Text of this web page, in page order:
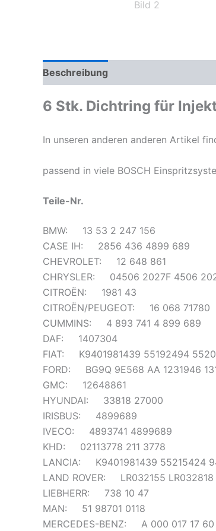
Beschreibung
6 Stk. Dichtring für
In unseren anderen anderen Artikel
passend in viele BOSCH
Teile-Nr.
BMW: 13 53 2 247 156
CASE IH: 2856 436 4899 689
CHEVROLET: 12 648 861
CHRYSLER: 04506 2027F 4506
CITROËN: 1981 43
CITROËN/PEUGEOT: 16 068 71780
CUMMINS: 4 893 741 4 899 689
DAF: 1407304
FIAT: K9401981439 55192494
FORD: BG9Q 9E568 AA 1231946
GMC: 12648861
HYUNDAI: 33818 27000
IRISBUS: 4899689
IVECO: 4893741 4899689
KHD: 02113778 211 3778
LANCIA: K9401981439 55215424
LAND ROVER: LR032155 LR032818
LIEBHERR: 738 10 47
MAN: 51 98701 0118
MERCEDES-BENZ: A 000 017 17